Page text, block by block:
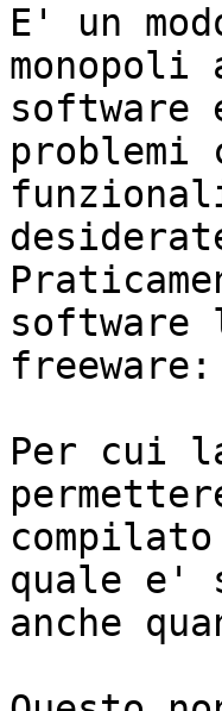
E' un
software
problemi
Per cui la
quale e'
anche